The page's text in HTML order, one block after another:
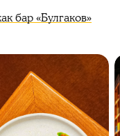
бар «Булгаков»